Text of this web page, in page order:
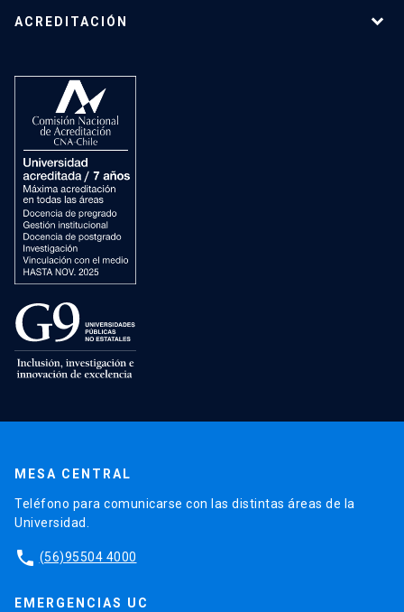
ACREDITACIÓN
MESA CENTRAL
Teléfono para comunicarse con las distintas áreas de la
Universidad.
phone (56)95504 4000
EMERGENCIAS UC